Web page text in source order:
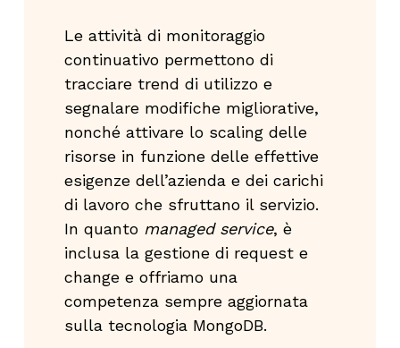
Le attività di monitoraggio
continuativo permettono di
tracciare trend di utilizzo e
segnalare modifiche migliorative,
nonché attivare lo scaling delle
risorse in funzione delle effettive
esigenze dell’azienda e dei carichi
di lavoro che sfruttano il servizio.
In quanto managed service, è
inclusa la gestione di request e
change e offriamo una
competenza sempre aggiornata
sulla tecnologia MongoDB.